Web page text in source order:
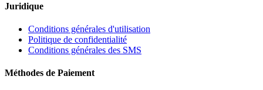
Juridique
Conditions générales d'utilisation
Politique de confidentialité
Conditions générales des SMS
Méthodes de Paiement